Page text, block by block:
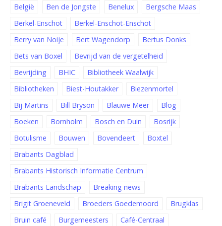
België Ben de Jongste Benelux
Bergsche Maas
Berkel-Enschot
Berkel-Enschot-Enschot
Berry van Noije
Bert Wagendorp
Bertus Donks
Bets van Boxel
Bevrijd van de vergetelheid
Bevrijding
BHIC
Bibliotheek Waalwijk
Bibliotheken
Biest-Houtakker
Biezenmortel
Bij Martins
Bill Bryson Blauwe Meer
Blog
Boeken
Bornholm Bosch en Duin
Bosrijk
Botulisme
Bouwen Bovendeert
Boxtel
Brabants Dagblad
Brabants Historisch Informatie Centrum
Brabants Landschap
Breaking news
Brigit Groeneveld
Broeders Goedemoord
Brugklas
Bruin café
Burgemeesters
Café-Centraal